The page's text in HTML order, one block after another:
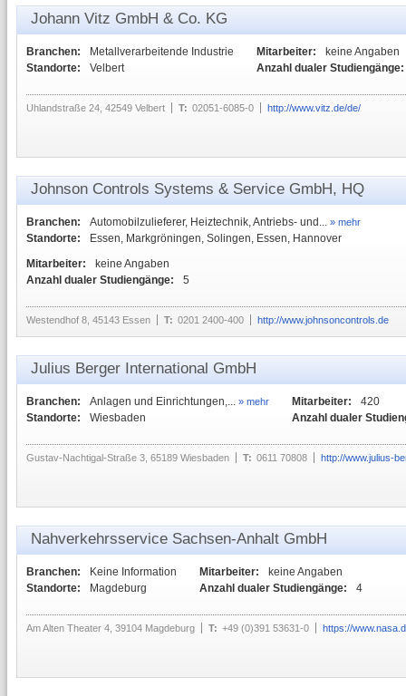
Johann Vitz GmbH & Co. KG
Branchen:
Metallverarbeitende Industrie
Standorte:
Velbert
Mitarbeiter:
keine Angaben
Anzahl dualer Studiengänge:
Uhlandstraße 24, 42549 Velbert T: 02051-6085-0 http://www.vitz.de/de/
Johnson Controls Systems & Service GmbH, HQ
Branchen: Automobilzulieferer, Heiztechnik, Antriebs- und... » mehr
Standorte:
Essen, Markgröningen, Solingen, Essen, Hannover
Mitarbeiter:
keine Angaben
Anzahl dualer Studiengänge:
5
Westendhof 8, 45143 Essen T: 0201 2400-400 http://www.johnsoncontrols.de
Julius Berger International GmbH
Branchen: Anlagen und Einrichtungen,... » mehr
Standorte: Wiesbaden
Mitarbeiter:
420
Anzahl dualer
Gustav-Nachtigal-Straße 3, 65189 Wiesbaden T: 0611 70808 http://www.julius-
Nahverkehrsservice Sachsen-Anhalt GmbH
Branchen:
Keine Information
Standorte:
Magdeburg
Mitarbeiter:
keine Angaben
Anzahl dualer Studiengänge:
4
Am Alten Theater 4, 39104 Magdeburg T: +49 (0)391 53631-0 https://